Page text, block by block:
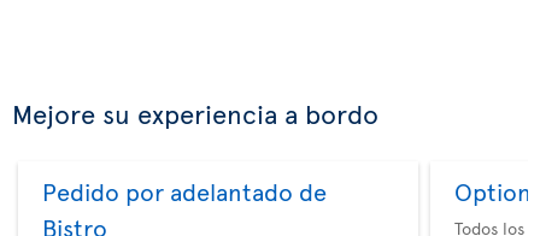
Mejore su experiencia a bordo
Pedido por adelantado de
Bistro
Option
Todos los